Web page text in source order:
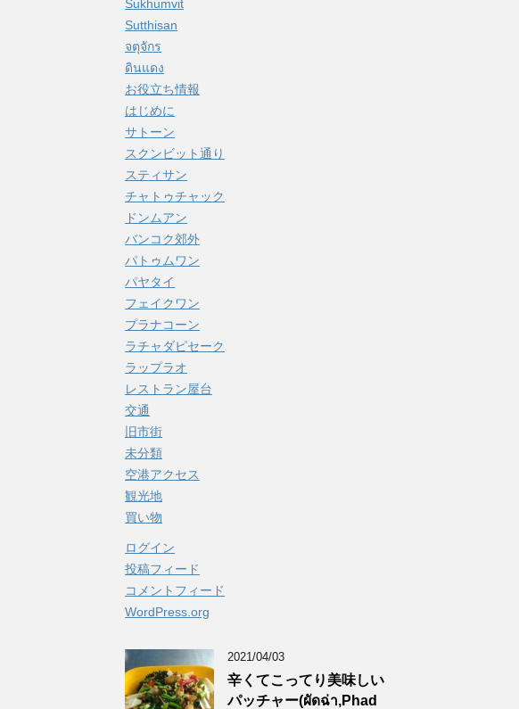
Sukhumvit
Sutthisan
จตุจักร
ดินแดง
お役立ち情報
はじめに
サトーン
スクンビット通り
スティサン
チャトゥチャック
ドンムアン
バンコク郊外
パトゥムワン
パヤタイ
フェイクワン
プラナコーン
ラチャダピセーク
ラップラオ
レストラン屋台
交通
旧市街
未分類
空港アクセス
観光地
買い物
ログイン
投稿フィード
コメントフィード
WordPress.org
2021/04/03
辛くてこってり美味しい
パッチャー(ผัดฉ่า,Phad